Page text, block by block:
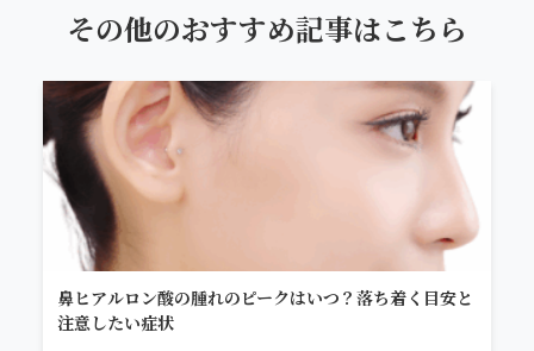
その他のおすすめ記事はこちら
鼻ヒアルロン酸の腫れのピークはいつ？落ち着く目安と
注意したい症状